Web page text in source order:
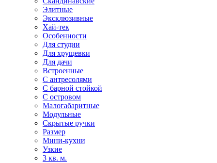
Элитные
Эксклюзивные
Хай-тек
Особенности
Для студии
Для хрущевки
Для дачи
Встроенные
С антресолями
С барной стойкой
С островом
Малогабаритные
Модульные
Скрытые ручки
Размер
Мини-кухни
Узкие
3 кв. м.